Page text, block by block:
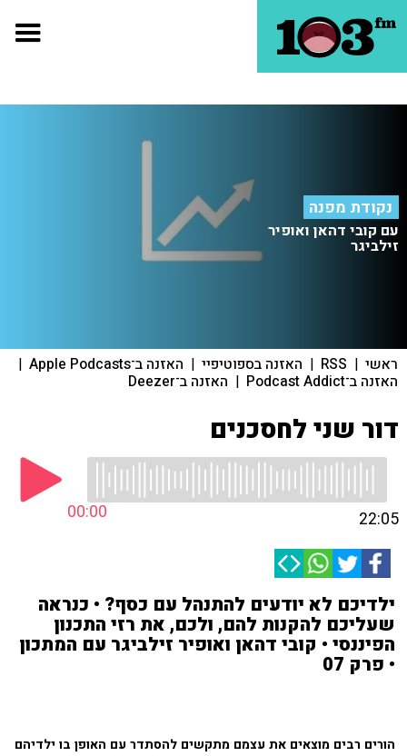
נקודת מפנה
עם קובי דהאן ואופיר
זילביגר
ראשי |
RSS
| האזנה בספוטיפיי | האזנה ב־Apple Podcasts |
האזנה ב־Podcast Addict | האזנה ב־Deezer
דור שני לחסכנים
00:00 22:05
ילדיכם לא יודעים להתנהל עם כסף? • כנראה
שעליכם להקנות להם, ולכם, את רזי התכנון
הפיננסי • קובי דהאן ואופיר זילביגר עם המתכון
• פרק 07
הורים רבים מוצאים את עצמם מתקשים להסתדר עם האופן בו ילדיהם